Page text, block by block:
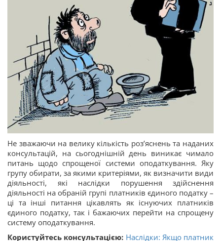
Не зважаючи на велику кількість роз’яснень та наданих
консультацій, на сьогоднішній день виникає чимало
питань щодо спрощеної системи оподаткування. Яку
групу обирати, за якими критеріями, як визначити види
діяльності, які наслідки порушення здійснення
діяльності на обраній групі платників єдиного податку –
ці та інші питання цікавлять як існуючих платників
єдиного податку, так і бажаючих перейти на спрощену
систему оподаткування.
Користуйтесь консультацією: Наслідки: Якщо платник